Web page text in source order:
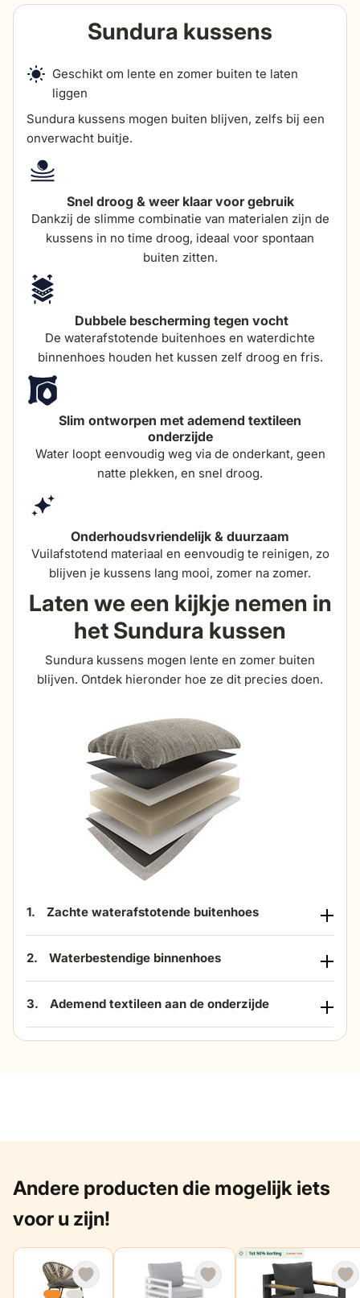
70 cm
zithoogte 42 cm
zitdiepte 50 cm
hoogte armleuning
breedte armleuning 4 cm
kussen)
84 cm
dikte zitkussens 12 cm
Sundura kussens
Geschikt om lente en zomer buiten te laten
liggen
Sundura kussens mogen buiten blijven, zelfs bij een
onverwacht buitje.
Snel droog & weer klaar voor gebruik
Dankzij de slimme combinatie van materialen zijn de
kussens in no time droog, ideaal voor spontaan
buiten zitten.
Dubbele bescherming tegen vocht
De waterafstotende buitenhoes en waterdichte
binnenhoes houden het kussen zelf droog en fris.
Slim ontworpen met ademend textileen
onderzijde
Water loopt eenvoudig weg via de onderkant, geen
natte plekken, en snel droog.
Onderhoudsvriendelijk & duurzaam
Vuilafstotend materiaal en eenvoudig te reinigen, zo
blijven je kussens lang mooi, zomer na zomer.
Laten we een kijkje nemen in
het Sundura kussen
Sundura kussens mogen lente en zomer buiten
blijven. Ontdek hieronder hoe ze dit precies doen.
1. Zachte waterafstotende buitenhoes
2. Waterbestendige binnenhoes
3. Ademend textileen aan de onderzijde
Andere producten die mogelijk iets
voor u zijn!